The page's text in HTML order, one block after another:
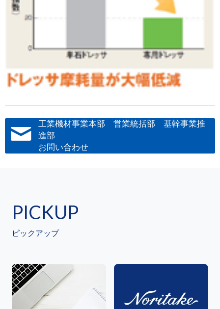
工業機材事業本部 営業統括部 基幹事業推
進部
お問い合わせ
PICKUP
ピックアップ